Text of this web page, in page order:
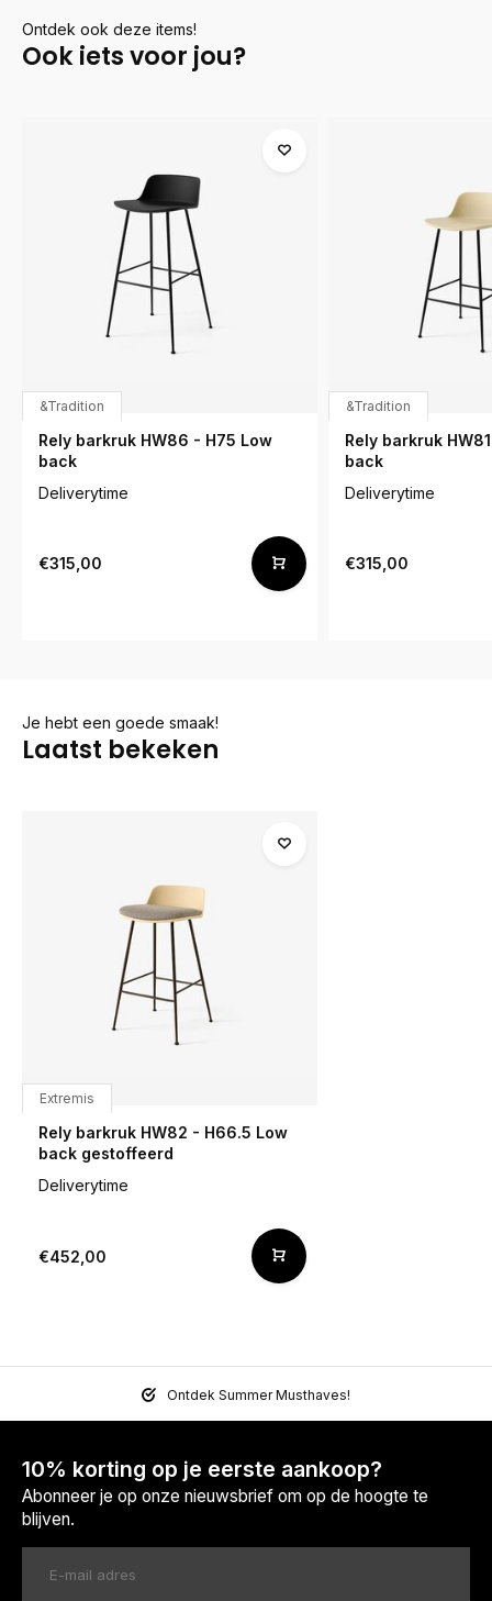
Ontdek ook deze items!
Ook iets voor jou?
&Tradition
Rely barkruk HW86 - H75 Low
back
Deliverytime
€315,00
&Tradition
Rely barkruk
back
Deliverytime
€315,00
Je hebt een goede smaak!
Laatst bekeken
Extremis
Rely barkruk HW82 - H66.5 Low
back gestoffeerd
Deliverytime
€452,00
Ontdek Summer Musthaves!
10% korting op je eerste aankoop?
Abonneer je op onze nieuwsbrief om op de hoogte te
blijven.